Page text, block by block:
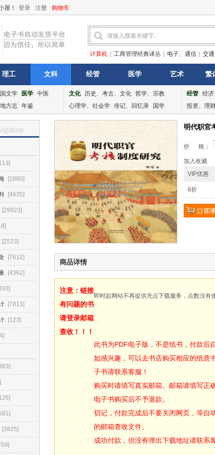
屋！ 登录 注册 购物车
计算机 工商管理经典译丛 电子、通信 交
理工 文科 经管 医学 艺术 繁
文学 医学 中医
地方志 年鉴
文化 历史、考古、文化 哲学、宗教
心理学、社会学 传记、回忆录 国学
经管 经济
投资、理
[1680]
[4635]
[29923]
[2523]
[7612]
[4362]
[7813]
[123]
[3825]
明代职官
价 格：
加入收藏
VIP优惠
8折
商品详情
注意：链接
有问题的书
请登录邮箱
查收！！！
即时起网站不再提供充点下载服务，点数没有
此书为PDF电子版，不是纸书，付款后
如感兴趣，可以去书店购买相应的纸质
子书请联系客服！
购买时请填写真实邮箱。邮箱请填写正
电子书购买后不予退款。
切记，付款完成后不要关闭网页，等自
的邮箱查收文件。
成功付款，但没有弹出下载地址请联系